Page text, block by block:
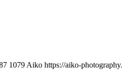
1079 Aiko https://aiko-